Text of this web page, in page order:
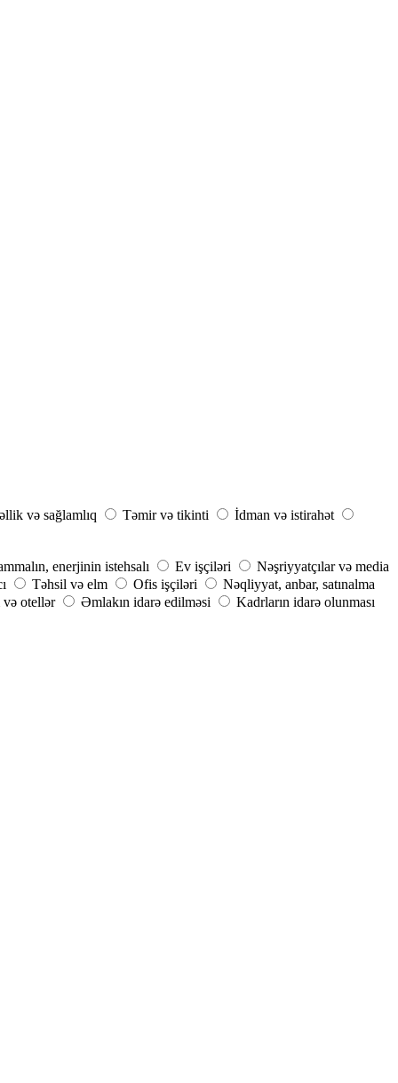
və sağlamlıq Təmir və tikinti İdman və istirahət
enerjinin istehsalı Ev işçiləri
Nəşriyyatçılar və media
Təhsil və elm Ofis işçiləri
Nəqliyyat, anbar, satınalma
otellər
Əmlakın idarə edilməsi Kadrların idarə olunması